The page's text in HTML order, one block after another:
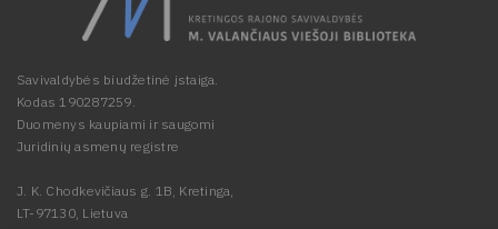
Savivaldybės biudžetinė įstaiga.
Kodas 190287259.
Duomenys kaupiami ir saugomi
Juridinių asmenų registre
J. K. Chodkevičiaus g. 1B, Kretinga,
LT-97130, Lietuva